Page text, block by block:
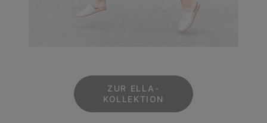
ZUR ELLA-
KOLLEKTION